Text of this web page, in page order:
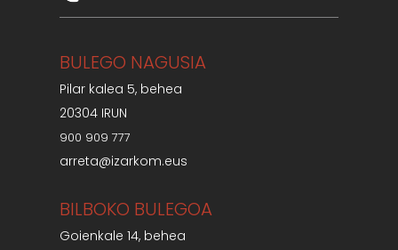
BULEGO NAGUSIA
Pilar kalea 5, behea
20304 IRUN
900 909 777
arreta@izarkom.eus
BILBOKO BULEGOA
Goienkale 14, behea